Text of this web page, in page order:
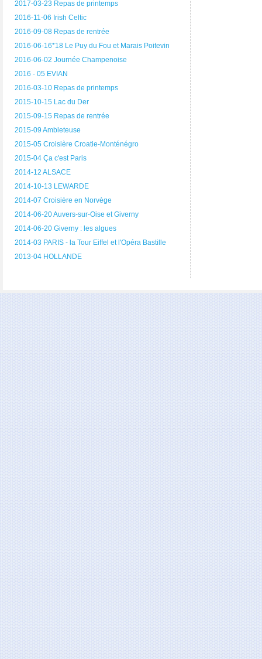
2017-03-23 Repas de printemps
2016-11-06 Irish Celtic
2016-09-08 Repas de rentrée
2016-06-16*18 Le Puy du Fou et Marais Poitevin
2016-06-02 Journée Champenoise
2016 - 05 EVIAN
2016-03-10 Repas de printemps
2015-10-15 Lac du Der
2015-09-15 Repas de rentrée
2015-09 Ambleteuse
2015-05 Croisière Croatie-Monténégro
2015-04 Ça c'est Paris
2014-12 ALSACE
2014-10-13 LEWARDE
2014-07 Croisière en Norvège
2014-06-20 Auvers-sur-Oise et Giverny
2014-06-20 Giverny : les algues
2014-03 PARIS - la Tour Eiffel et l'Opéra Bastille
2013-04 HOLLANDE